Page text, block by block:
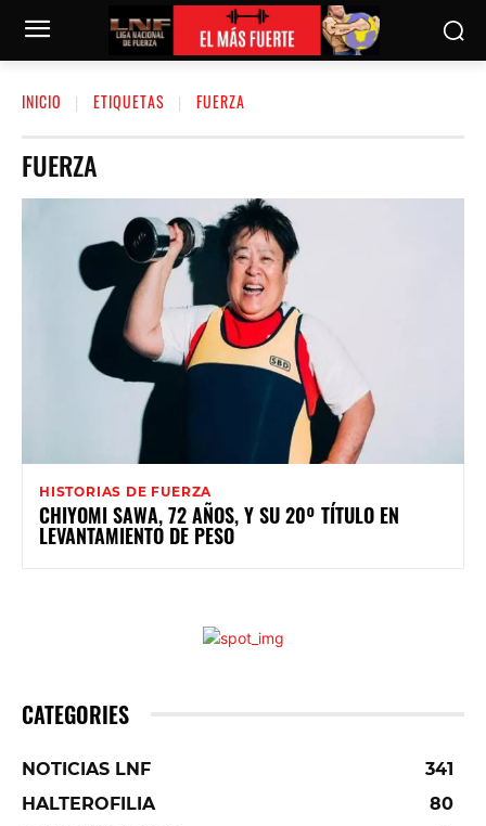
INICIO ETIQUETAS FUERZA
FUERZA
HISTORIAS DE FUERZA
CHIYOMI SAWA, 72 AÑOS, Y SU 20º TÍTULO EN
LEVANTAMIENTO DE PESO
CATEGORIES
NOTICIAS LNF
341
HALTEROFILIA
80